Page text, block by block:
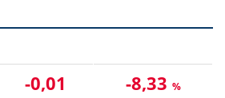
-0,01 -8,33 %